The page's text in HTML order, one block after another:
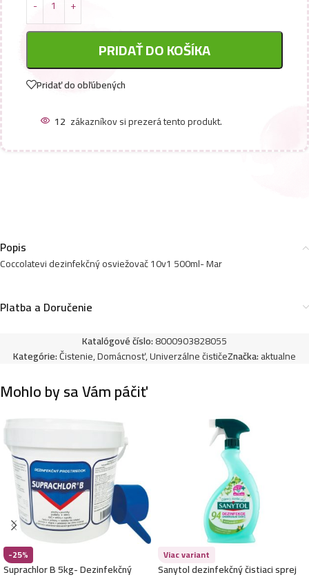
PRIDAŤ DO KOŠÍKA
Pridať do obľúbených
12 zákazníkov si prezerá tento produkt.
Popis
Coccolatevi dezinfekčný osviežovač 10v1 500ml- Mar
Platba a Doručenie
Katalógové číslo:8000903828055
Kategórie:Čistenie,Domácnosť,Univerzálne čističeZnačka:aktualne
Mohlo by sa Vám páčiť
-25%
Suprachlor B 5kg- Dezinfekčný
Viac variant
Sanytol dezinfekčný čistiaci sprej